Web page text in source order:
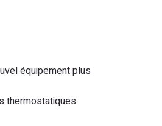
équipement plus
thermostatiques